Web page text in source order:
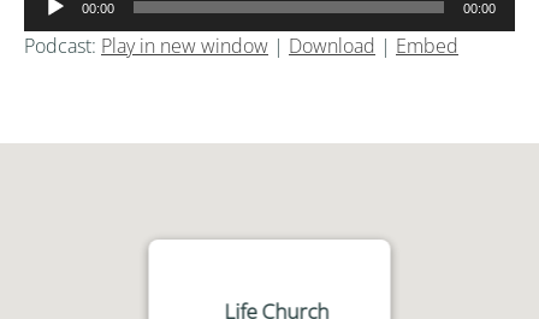
声
プ
ヤ
00:00 00:00
Podcast: Play in new window | Download | Embed
Life Church